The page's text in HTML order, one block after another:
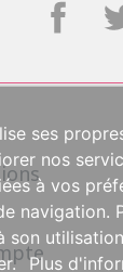
ses
nos
à vos
navigation.
son
Plus